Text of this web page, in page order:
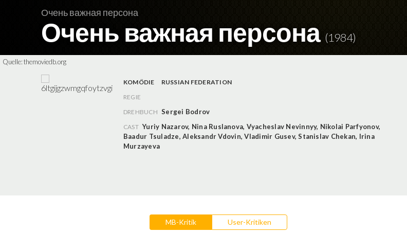
Очень важная персона
Очень важная персона (1984)
Quelle:themoviedb.org
KOMÖDIE
RUSSIAN FEDERATION
REGIE
DREHBUCH Sergei Bodrov
CAST Yuriy Nazarov, Nina Ruslanova, Vyacheslav Nevinnyy, Nikolai Parfyonov,
Baadur Tsuladze,Aleksandr Vdovin,Vladimir Gusev,Stanislav Chekan, Irina
Murzayeva
MB-Kritik User-Kritiken